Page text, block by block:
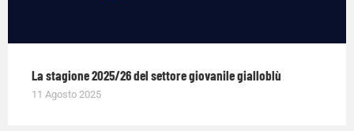
La stagione 2025/26 del settore giovanile gialloblù
11 Agosto 2025